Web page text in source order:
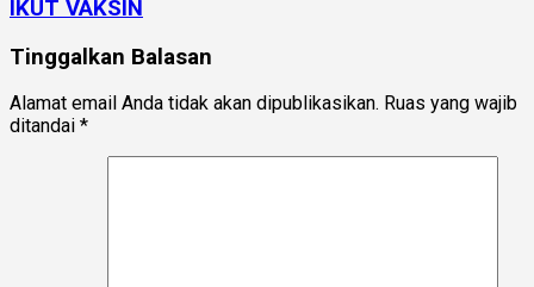
IKUT VAKSIN
Tinggalkan Balasan
Alamat email Anda tidak akan dipublikasikan. Ruas yang wajib
ditandai *